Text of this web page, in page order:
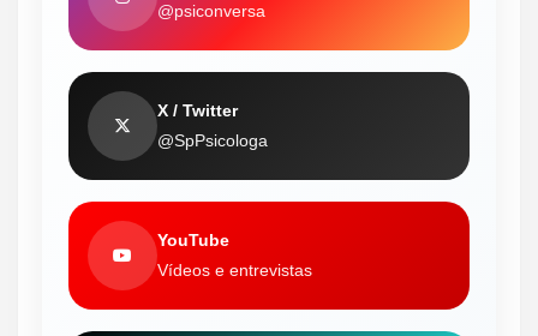
@psiconversa
X / Twitter
@SpPsicologa
YouTube
Vídeos e entrevistas